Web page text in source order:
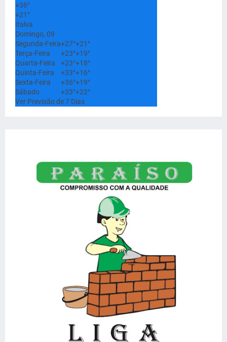
+36°
+21°
Italva
Domingo, 09
Segunda-Feira+27°+21°
Terça-Feira
+23°+19°
Quarta-Feira
+23°+18°
Quinta-Feira
+33°+16°
Sexta-Feira
+36°+19°
Sábado
+33°+22°
Ver Previsão de 7 Dias